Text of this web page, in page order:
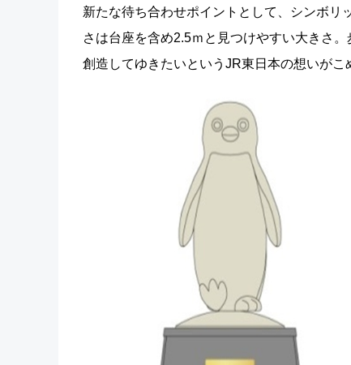
新たな待ち合わせポイントとして、シンボリ
さは台座を含め2.5ｍと見つけやすい大きさ
創造してゆきたいというJR東日本の想いがこ